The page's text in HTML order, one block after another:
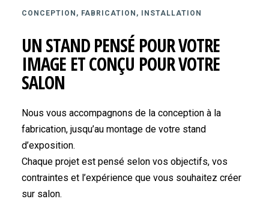
CONCEPTION, FABRICATION, INSTALLATION
UN STAND PENSÉ POUR VOTRE
IMAGE ET CONÇU POUR VOTRE
SALON
Nous vous accompagnons de la conception à la
fabrication, jusqu’au montage de votre stand
d’exposition.
Chaque projet est pensé selon vos objectifs, vos
contraintes et l’expérience que vous souhaitez créer
sur salon.